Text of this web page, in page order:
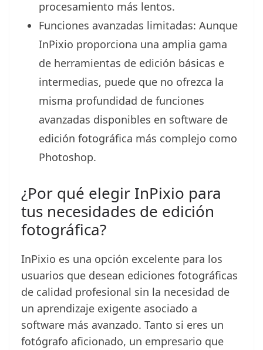
procesamiento más lentos.
Funciones avanzadas limitadas: Aunque
InPixio proporciona una amplia gama
de herramientas de edición básicas e
intermedias, puede que no ofrezca la
misma profundidad de funciones
avanzadas disponibles en software de
edición fotográfica más complejo como
Photoshop.
¿Por qué elegir InPixio para
tus necesidades de edición
fotográfica?
InPixio es una opción excelente para los
usuarios que desean ediciones fotográficas
de calidad profesional sin la necesidad de
un aprendizaje exigente asociado a
software más avanzado. Tanto si eres un
fotógrafo aficionado, un empresario que